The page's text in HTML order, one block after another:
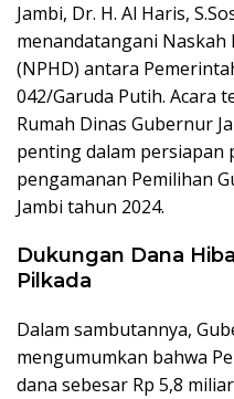
Jambi, Dr. H. Al Haris,
menandatangani
(NPHD) antara
042/Garuda Putih. Acara
Rumah Dinas Gubernur
penting dalam persiapan
pengamanan Pemilihan
Jambi tahun 2024.
Dukungan Dana
Pilkada
Dalam sambutannya,
mengumumkan bahwa
dana sebesar Rp 5,8